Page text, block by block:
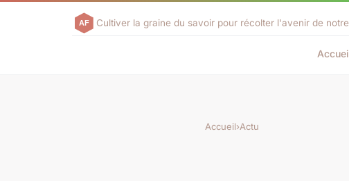
Cultiver la graine du savoir pour récolter l'avenir de
Accueil›Actu